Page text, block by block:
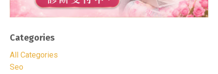
Categories
All Categories
Seo